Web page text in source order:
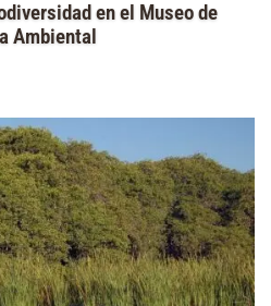
en el Museo de
Ambiental